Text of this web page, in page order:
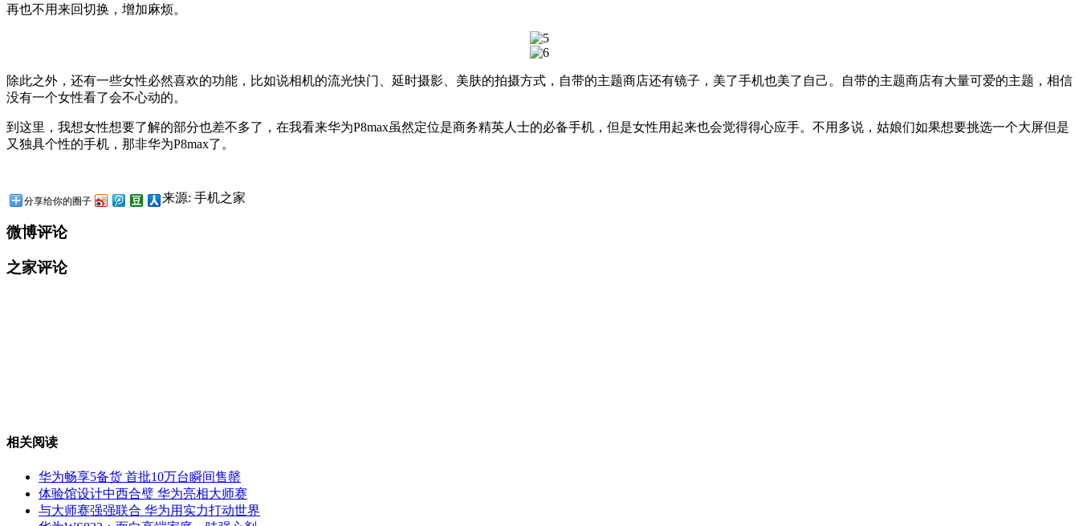
再也不用来回切换，增加麻烦。
除此之外，还有一些女性必然喜欢的功能，比如说相机的流光快门、延时摄影、美肤的拍摄方式，自带的主题商店还有镜子，美了手机也美了自己。自带的主题商店有大量可爱的主题，相信
没有一个女性看了会不心动的。
到这里，我想女性想要了解的部分也差不多了，在我看来华为P8max虽然定位是商务精英人士的必备手机，但是女性用起来也会觉得得心应手。不用多说，姑娘们如果想要挑选一个大屏但是
又独具个性的手机，那非华为P8max了。
分享给你的圈子 来源: 手机之家
微博评论
之家评论
相关阅读
华为畅享5备货 首批10万台瞬间售罄
体验馆设计中西合璧 华为亮相大师赛
与大师赛强强联合 华为用实力打动世界